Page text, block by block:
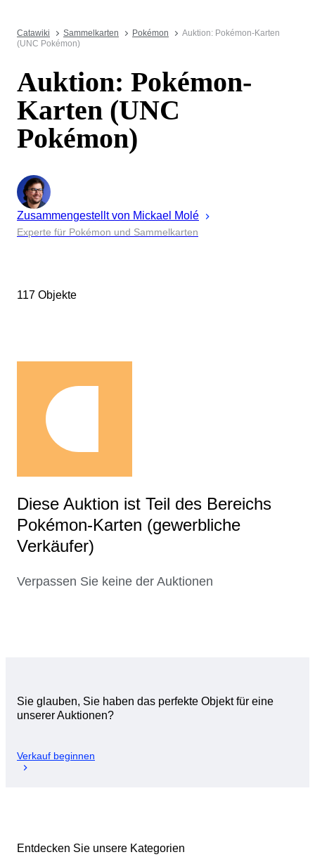
Catawiki Sammelkarten Pokémon
Auktion: Pokémon-Karten
(UNC Pokémon)
Auktion: Pokémon-
Karten (UNC
Pokémon)
Zusammengestellt von Mickael Molé
Experte für Pokémon und Sammelkarten
117 Objekte
Diese Auktion ist Teil des Bereichs
Pokémon-Karten (gewerbliche
Verkäufer)
Verpassen Sie keine der Auktionen
Sie glauben, Sie haben das perfekte Objekt für eine
unserer Auktionen?
Verkauf beginnen
Entdecken Sie unsere Kategorien